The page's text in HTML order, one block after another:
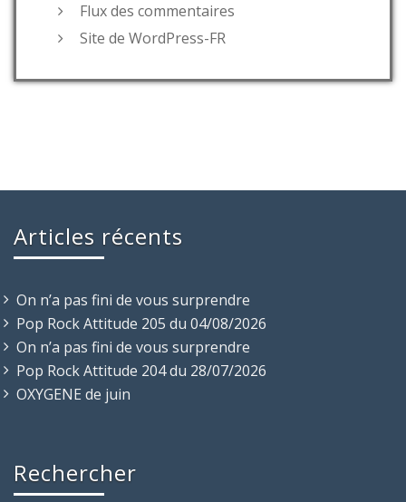
Flux des commentaires
Site de WordPress-FR
Articles récents
On n’a pas fini de vous surprendre
Pop Rock Attitude 205 du 04/08/2026
On n’a pas fini de vous surprendre
Pop Rock Attitude 204 du 28/07/2026
OXYGENE de juin
Rechercher